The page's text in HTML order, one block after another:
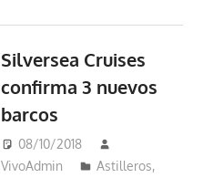
Silversea Cruises
confirma 3 nuevos
barcos
08/10/2018
VivoAdmin
Astilleros,